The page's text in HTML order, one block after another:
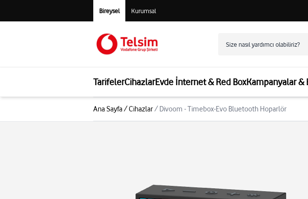
Bireysel Kurumsal
TarifelerCihazlarEvde İnternet & Red BoxKampanyalar &
Ana Sayfa/Cihazlar/ Divoom - Timebox-Evo Bluetooth Hoparlör